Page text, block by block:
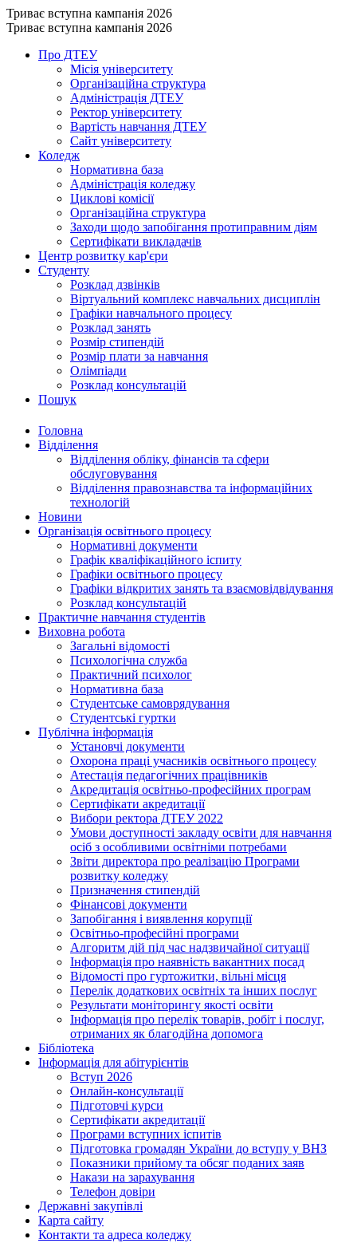
Триває вступна кампанія 2026
Триває вступна кампанія 2026
Про ДТЕУ
Місія університету
Організаційна структура
Адміністрація ДТЕУ
Ректор університету
Вартість навчання ДТЕУ
Сайт університету
Коледж
Нормативна база
Адміністрація коледжу
Циклові комісії
Організаційна структура
Заходи щодо запобігання протиправним діям
Сертифікати викладачів
Центр розвитку кар'єри
Студенту
Розклад дзвінків
Віртуальний комплекс навчальних дисциплін
Графіки навчального процесу
Розклад занять
Розмір стипендій
Розмір плати за навчання
Олімпіади
Розклад консультацій
Пошук
Головна
Відділення
Відділення обліку, фінансів та сфери
обслуговування
Відділення правознавства та інформаційних
технологій
Новини
Організація освітнього процесу
Нормативні документи
Графік кваліфікаційного іспиту
Графіки освітнього процесу
Графіки відкритих занять та взаємовідвідування
Розклад консультацій
Практичне навчання студентів
Виховна робота
Загальні відомості
Психологічна служба
Практичний психолог
Нормативна база
Студентське самоврядування
Студентські гуртки
Публічна інформація
Установчі документи
Охорона праці учасників освітнього процесу
Атестація педагогічних працівників
Акредитація освітньо-професійних програм
Сертифікати акредитації
Вибори ректора ДТЕУ 2022
Умови доступності закладу освіти для навчання
осіб з особливими освітніми потребами
Звіти директора про реалізацію Програми
розвитку коледжу
Призначення стипендій
Фінансові документи
Запобігання і виявлення корупції
Освітньо-професійні програми
Алгоритм дій під час надзвичайної ситуації
Інформація про наявність вакантних посад
Відомості про гуртожитки, вільні місця
Перелік додаткових освітніх та інших послуг
Результати моніторингу якості освіти
Інформація про перелік товарів, робіт і послуг,
отриманих як благодійна допомога
Бібліотека
Інформація для абітурієнтів
Вступ 2026
Онлайн-консультації
Підготовчі курси
Сертифікати акредитації
Програми вступних іспитів
Підготовка громадян України до вступу у ВНЗ
Показники прийому та обсяг поданих заяв
Накази на зарахування
Телефон довіри
Державні закупівлі
Карта сайту
Контакти та адреса коледжу